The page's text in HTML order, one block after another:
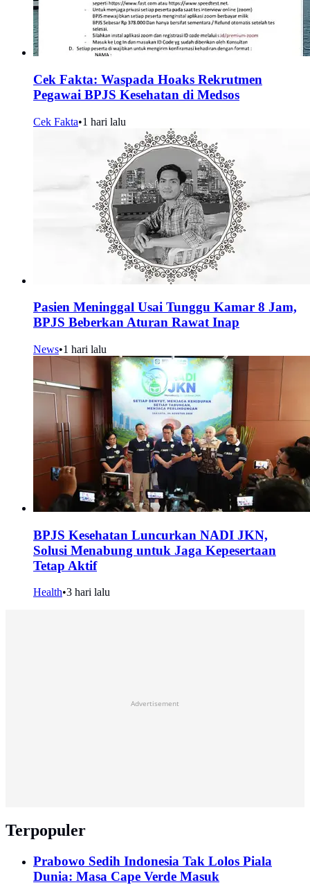
Cek Fakta: Waspada Hoaks Rekrutmen
Pegawai BPJS Kesehatan di Medsos
Cek Fakta•1 hari lalu
Pasien Meninggal Usai Tunggu Kamar 8 Jam,
BPJS Beberkan Aturan Rawat Inap
News•1 hari lalu
BPJS Kesehatan Luncurkan NADI JKN,
Solusi Menabung untuk Jaga Kepesertaan
Tetap Aktif
Health•3 hari lalu
Advertisement
Terpopuler
Prabowo Sedih Indonesia Tak Lolos Piala
Dunia: Masa Cape Verde Masuk